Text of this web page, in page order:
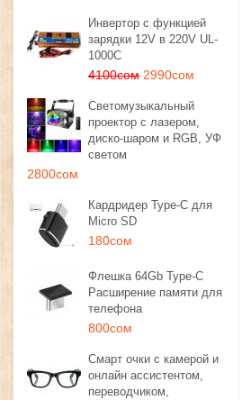
Инвертор с функцией
зарядки 12V в 220V UL-
1000C
4100сом 2990сом
Светомузыкальный
проектор с лазером,
диско-шаром и RGB, УФ
светом
2800сом
Кардридер Type-C для
Micro SD
180сом
Флешка 64Gb Type-C
Расширение памяти для
телефона
800сом
Смарт очки с камерой и
онлайн ассистентом,
переводчиком,